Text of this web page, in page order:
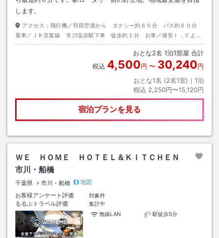
します。
アクセス： 飛行機／羽田空港から タクシー約６０分 バス約６０分
電車／ＪＲ京葉線 市川塩浜駅下車 徒歩約１分 お車／浦安Ｉ．Ｃよ
り 国道３５７号線利用（目標：行徳警察署）
おとな2名 1泊1部屋 合計
税込 4,500円 〜 30,240円
おとな1名 (2名1室)｜ 1泊
税込 2,250円〜15,120円
宿泊プランを見る
ＷＥ ＨＯＭＥ ＨＯＴＥＬ＆ＫＩＴＣＨＥＮ
市川・船橋
千葉県 市川・船橋
地図
お客様アンケート評価
対象外
るるぶトラベル評価
集計中
無線LAN
駅徒歩5分